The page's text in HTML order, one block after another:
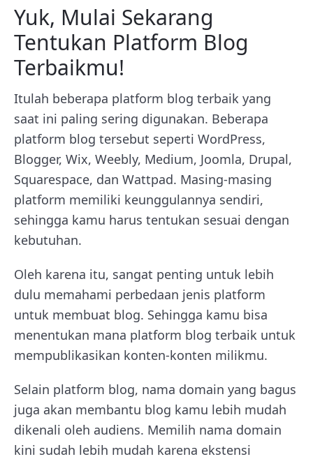
Yuk, Mulai Sekarang
Tentukan Platform Blog
Terbaikmu!
Itulah beberapa platform blog terbaik yang
saat ini paling sering digunakan. Beberapa
platform blog tersebut seperti WordPress,
Blogger, Wix, Weebly, Medium, Joomla, Drupal,
Squarespace, dan Wattpad. Masing-masing
platform memiliki keunggulannya sendiri,
sehingga kamu harus tentukan sesuai dengan
kebutuhan.
Oleh karena itu, sangat penting untuk lebih
dulu memahami perbedaan jenis platform
untuk membuat blog. Sehingga kamu bisa
menentukan mana platform blog terbaik untuk
mempublikasikan konten-konten milikmu.
Selain platform blog, nama domain yang bagus
juga akan membantu blog kamu lebih mudah
dikenali oleh audiens. Memilih nama domain
kini sudah lebih mudah karena ekstensi